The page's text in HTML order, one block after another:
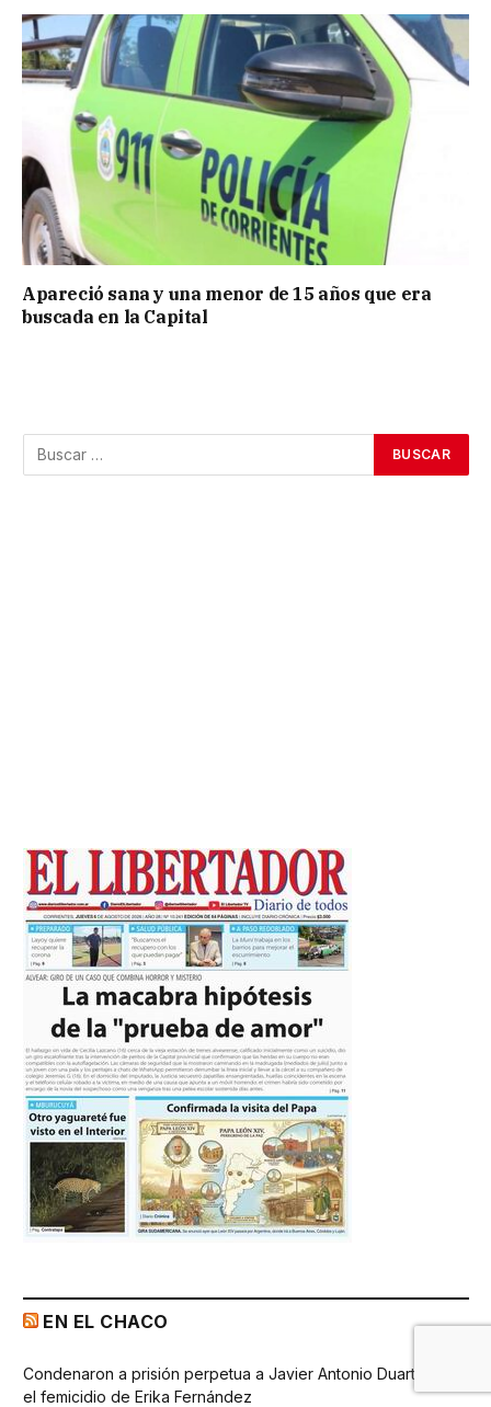
Apareció sana y una menor de 15 años que era
buscada en la Capital
EN EL CHACO
Condenaron a prisión perpetua a Javier Antonio Duarte por
el femicidio de Erika Fernández